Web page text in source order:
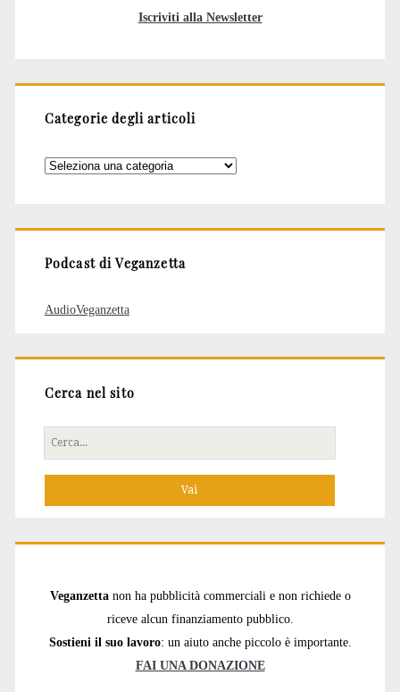
Iscriviti alla Newsletter
Categorie degli articoli
Categorie
Podcast di Veganzetta
AudioVeganzetta
Cerca nel sito
Cerca
per:
Veganzetta non ha pubblicità commerciali e non richiede o
riceve alcun finanziamento pubblico.
Sostieni il suo lavoro: un aiuto anche piccolo è importante.
FAI UNA DONAZIONE